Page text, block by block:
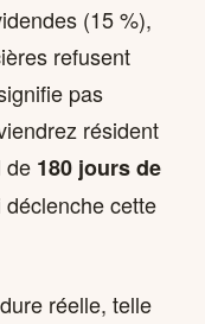
(15 %),
refusent
pas
résident
de 180 jours de
déclenche cette
réelle, telle